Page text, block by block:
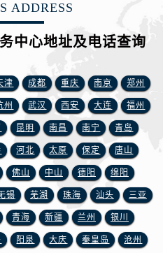
安徽省亳州市谯城区魏武大道浪琴售后服务中心（需提前预约）
安徽省滁州市琅琊区南谯北路浪琴售后服务中心（需提前预约）
安徽省阜阳市颍州区颍州北路浪琴售后服务中心（需提前预约）
安徽省淮北市相山区淮海路浪琴售后服务中心（需提前预约）
安徽省淮南市田家庵区国庆中路浪琴售后服务中心（需提前预约）
安徽省黄山市屯溪区黄山西路浪琴售后服务中心（需提前预约）
安徽省六安市金安区解放中路浪琴售后服务中心（需提前预约）
安徽省马鞍山市雨山区湖南西路浪琴售后服务中心（需提前预约）
安徽省宿州市埇桥区人民中路浪琴售后服务中心（需提前预约）
安徽省铜陵市铜官区石城大道浪琴售后服务中心（需提前预约）
ADDRESS
中心地址及电话查询
津 成都 重庆 南京 郑州
州 武汉 西安 大连 福州
昆明 南昌 南宁 青岛
河北 太原 保定 唐山
佛山 中山 德阳 绵阳
锡 芜湖 珠海 汕头 三亚
青海 新疆 兰州 银川
阳泉 大庆 秦皇岛 沧州